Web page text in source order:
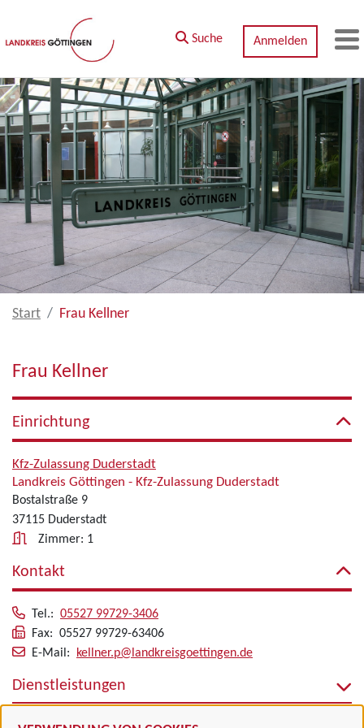
Zum Hauptinhalt springen
Suche Anmelden
Start Frau Kellner
Frau Kellner
Einrichtung
Kfz-Zulassung Duderstadt
Landkreis Göttingen - Kfz-Zulassung Duderstadt
Bostalstraße 9
37115 Duderstadt
Zimmer: 1
Kontakt
Tel.: 05527 99729-3406
Fax: 05527 99729-63406
E-Mail:
kellner.p@landkreisgoettingen.de
Dienstleistungen